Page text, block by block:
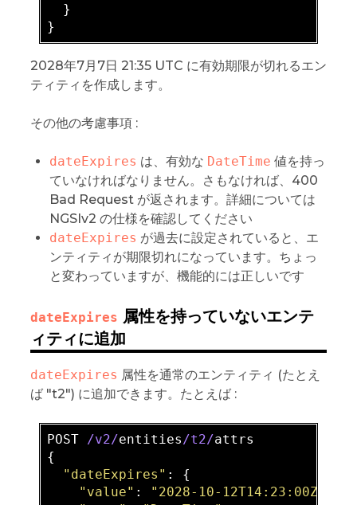
  }
2028年7月7日 21:35 UTC に有効期限が切れるエン
ティティを作成します。
その他の考慮事項 :
dateExpires は、有効な DateTime 値を持っ
ていなければなりません。さもなければ、400
Bad Request が返されます。詳細については
NGSIv2 の仕様を確認してください
dateExpires が過去に設定されていると、エ
ンティティが期限切れになっています。ちょっ
と変わっていますが、機能的には正しいです
dateExpires 属性を持っていないエンテ
ィティに追加
dateExpires 属性を通常のエンティティ (たとえ
ば "t2") に追加できます。たとえば :
POST /v2/entities/t2/attrs
{
"dateExpires" : {
"value" : "2028-10-12T14:23:00Z"